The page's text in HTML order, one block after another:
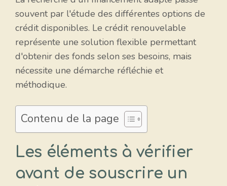
souvent par l'étude des différentes options de
crédit disponibles. Le crédit renouvelable
représente une solution flexible permettant
d'obtenir des fonds selon ses besoins, mais
nécessite une démarche réfléchie et
méthodique.
Contenu de la page
Les éléments à vérifier
avant de souscrire un